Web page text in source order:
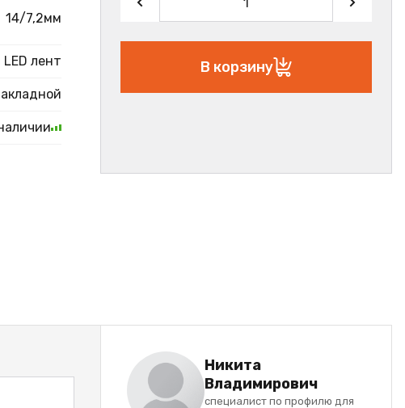
14/7,2мм
LED лент В корзину
Никита
Владимирович
специалист по профилю для